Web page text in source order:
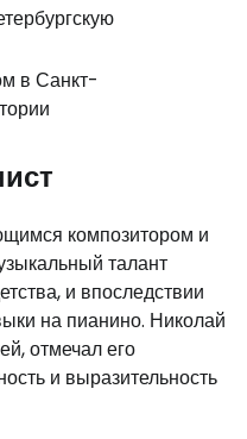
в Санкт-
композитором и
талант
и впоследствии
на пианино. Николай
отмечал его
и выразительность